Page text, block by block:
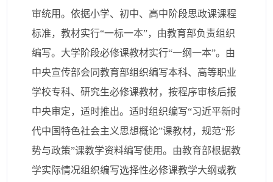
审统用。依据小学、初中、高中阶段思政课课程
标准，教材实行“一标一本”，由教育部负责组织
编写。大学阶段必修课教材实行“一纲一本”。由
中央宣传部会同教育部组织编写本科、高等职业
学校专科、研究生必修课教材，按程序审核后报
中央审定，适时推出。适时组织编写“习近平新时
代中国特色社会主义思想概论”课教材，规范“形
势与政策”课教学资料编写使用。由教育部根据教
学实际情况组织编写选择性必修课教学大纲或教